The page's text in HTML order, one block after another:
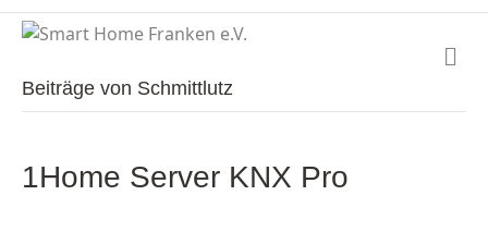
i
Beiträge von Schmittlutz
1Home Server KNX Pro